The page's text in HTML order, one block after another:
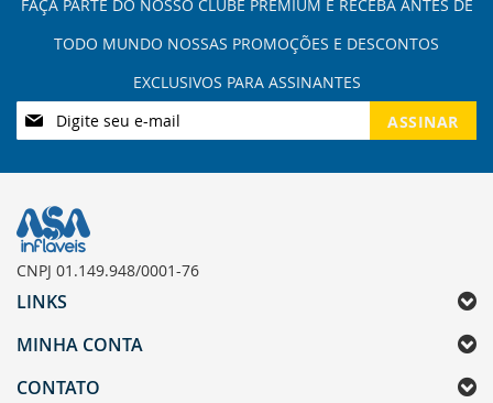
Inscreva-
se
nossa
ASSINAR
CNPJ 01.149.948/0001-76
LINKS
MINHA CONTA
CONTATO